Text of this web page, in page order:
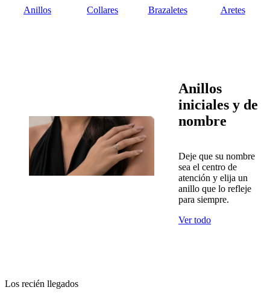
Anillos Collares Brazaletes Aretes
Anillos
iniciales y de
nombre
Deje que su nombre
sea el centro de
atención y elija un
anillo que lo refleje
para siempre.
Ver todo
Los recién llegados